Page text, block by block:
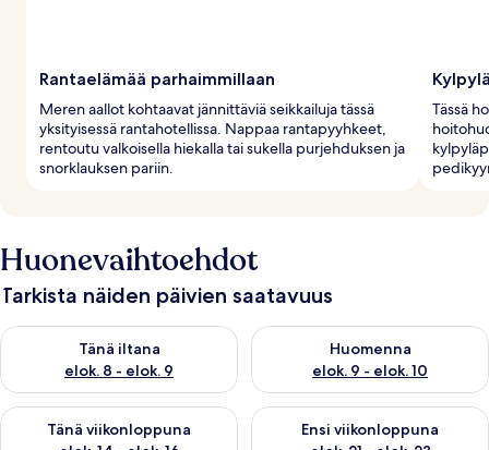
Rantaelämää parhaimmillaan
Meren aallot kohtaavat jännittäviä seikkailuja tässä
yksityisessä rantahotellissa. Nappaa rantapyyhkeet,
rentoutu valkoisella hiekalla tai sukella purjehduksen ja
snorklauksen pariin.
Tässä
Huonevaihtoehdot
Tarkista näiden päivien saatavuus
Tänä iltana
elok. 8 - elok. 9
Tarkista tämän illan saatavuus elok. 8 - elok. 9
Huomenna
elok. 9 - elok. 10
Tarkista huomisen saatavuus
Tänä viikonloppuna
Tarkista tämän viikonlopun saatavuus elok. 14 - elok. 16
Ensi viikonloppuna
Tarkista ensi viikonlopun